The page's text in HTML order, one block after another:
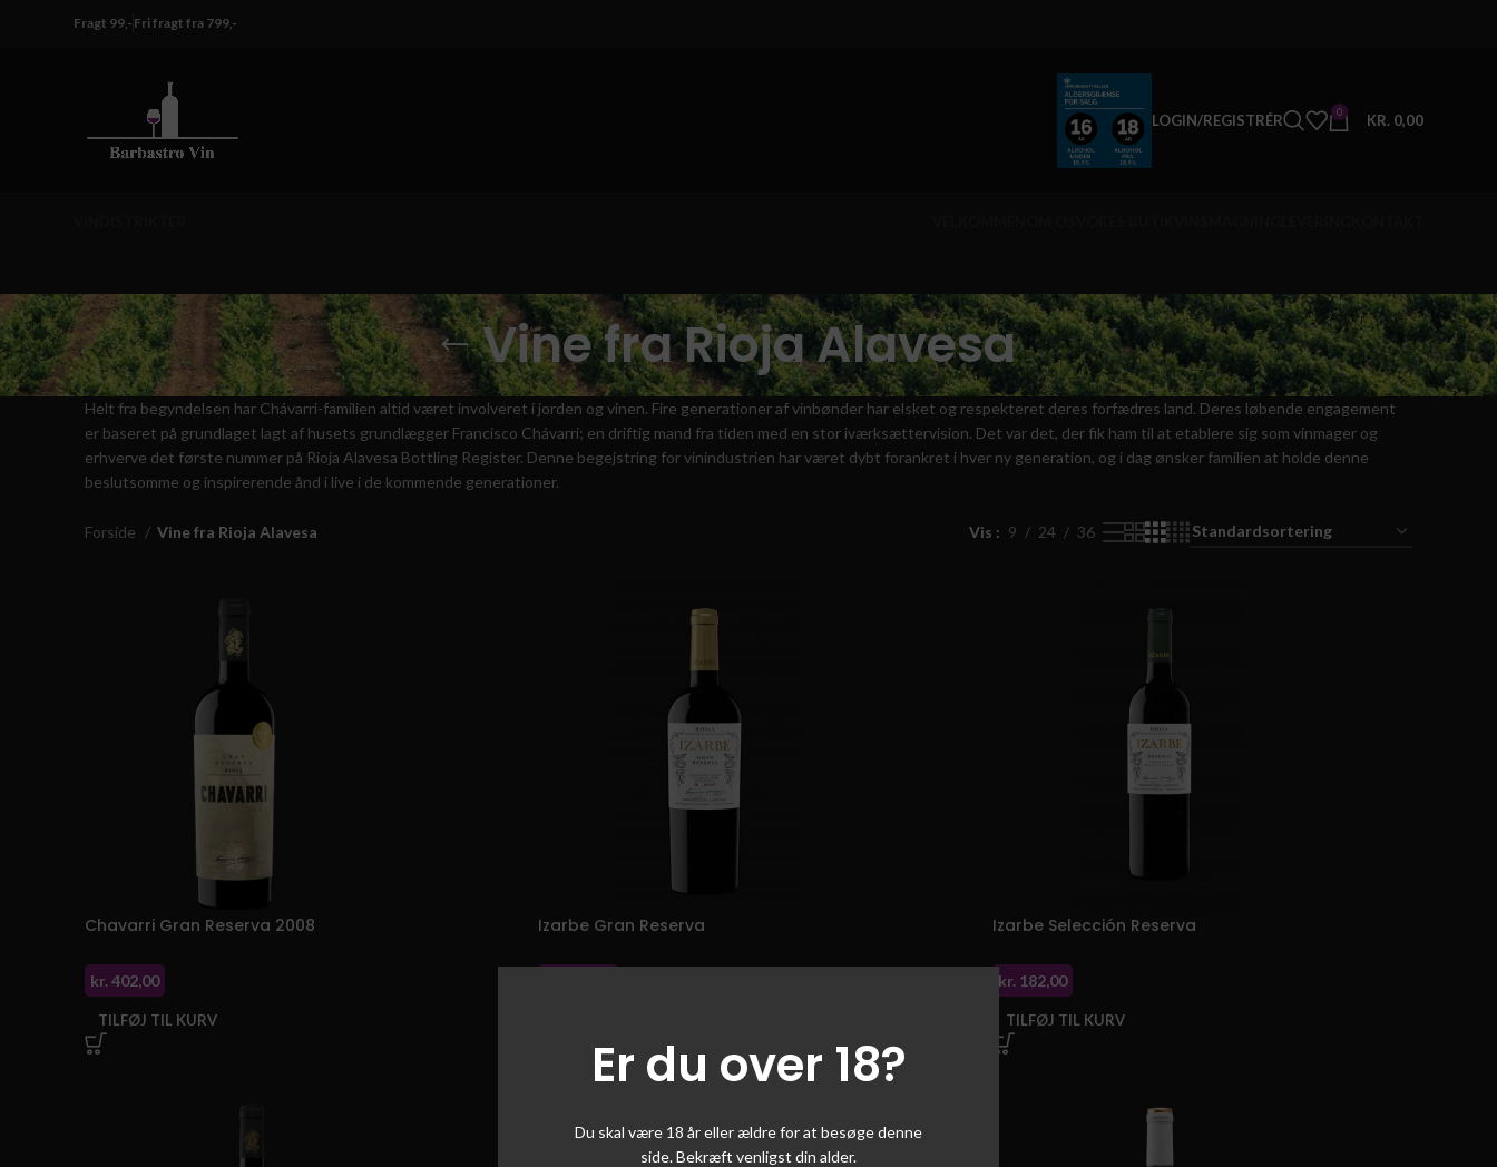
Er du over 18?
Du skal være 18 år eller ældre for at besøge denne
side. Bekræft venligst din alder.
Fragt 99,- Fri fragt fra 799,-
LOGIN/REGISTRÉR 0 KR. 0,00
Vine fra Rioja Alavesa
Helt fra begyndelsen har Chávarri-familien altid været involveret i jorden og vinen. Fire generationer af vinbønder har elsket og respekteret deres forfædres land. Deres løbende engagement
er baseret på grundlaget lagt af husets grundlægger Francisco Chávarri; en driftig mand fra tiden med en stor iværksættervision. Det var det, der fik ham til at etablere sig som vinmager og
erhverve det første nummer på Rioja Alavesa Bottling Register. Denne begejstring for vinindustrien har været dybt forankret i hver ny generation, og i dag ønsker familien at holde denne
beslutsomme og inspirerende ånd i live i de kommende generationer.
Forside Vine fra Rioja Alavesa Vis 9 24 36
Chavarri Gran Reserva 2008
kr.402,00
TILFØJ TIL KURV
Izarbe Gran Reserva Izarbe Selección Reserva
kr.182,00
TILFØJ TIL KURV